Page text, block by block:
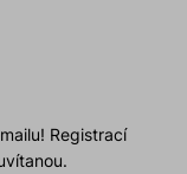
Registrací